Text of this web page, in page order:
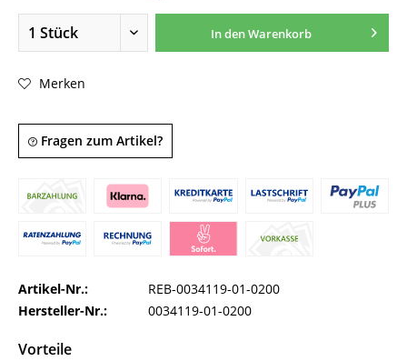
In denWarenkorb
Merken
Fragen zum Artikel?
Artikel-Nr.:
REB-0034119-01-0200
Hersteller-Nr.:
0034119-01-0200
Vorteile